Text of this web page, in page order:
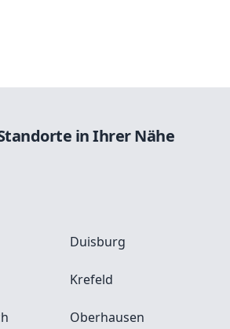
in Ihrer Nähe
Duisburg
Krefeld
Oberhausen